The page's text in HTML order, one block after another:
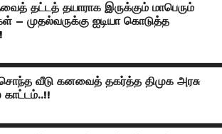
தட்டத் தயாராக இருக்கும் மாபெரும்
– முதல்வருக்கு ஐடியா கொடுத்த
வீடு கனவைத் தகர்த்த திமுக அரசு